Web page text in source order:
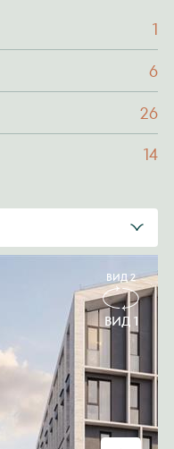
1
6
26
14
ВИД 2
ВИД 1